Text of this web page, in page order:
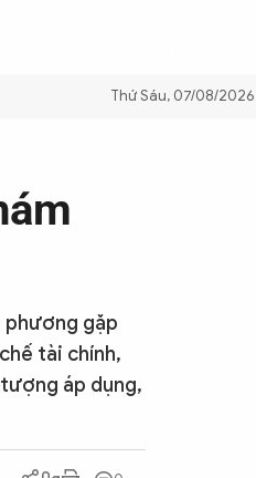
dầu để đảm bảo an ninh
Thứ Sáu, 07/08/2026
phương gặp
tài chính,
áp dụng,